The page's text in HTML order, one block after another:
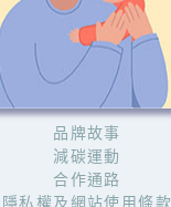
ABOUT PURIFY
品牌故事
減碳運動
合作通路
隱私權及網站使用條款